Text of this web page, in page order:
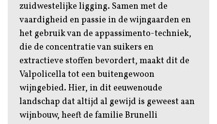
zuidwestelijke ligging. Samen met de
vaardigheid en passie in de wijngaarden en
het gebruik van de appassimento-techniek,
die de concentratie van suikers en
extractieve stoffen bevordert, maakt dit de
Valpolicella tot een buitengewoon
wijngebied. Hier, in dit eeuwenoude
landschap dat altijd al gewijd is geweest aan
wijnbouw, heeft de familie Brunelli